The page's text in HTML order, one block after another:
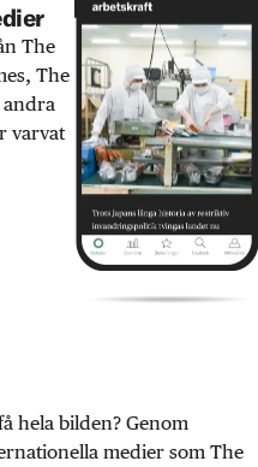
The
The
andra
varvat
hela bilden? Genom
medier som The